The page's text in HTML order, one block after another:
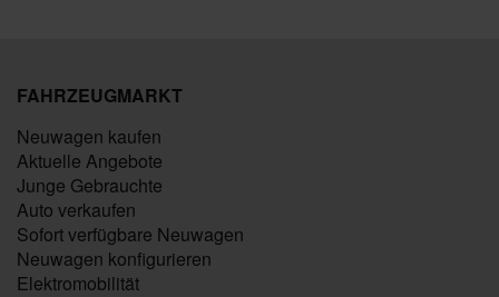
FAHRZEUGMARKT
Neuwagen kaufen
Aktuelle Angebote
Junge Gebrauchte
Auto verkaufen
Sofort verfügbare Neuwagen
Neuwagen konfigurieren
Elektromobilität